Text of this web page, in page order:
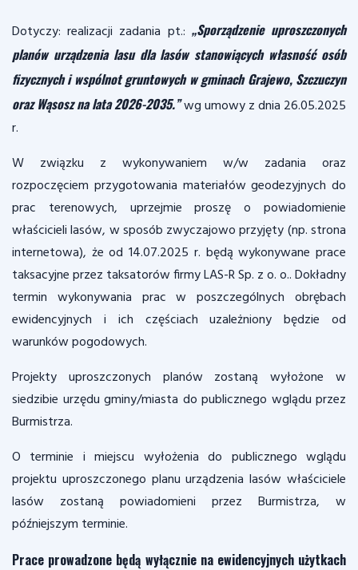
Dotyczy: realizacji zadania pt.: „Sporządzenie uproszczonych
planów urządzenia lasu dla lasów stanowiących własność osób
fizycznych i wspólnot gruntowych w gminach Grajewo, Szczuczyn
oraz Wąsosz na lata 2026-2035.”wg umowy z dnia 26.05.2025
r.
W związku z wykonywaniem w/w zadania oraz
rozpoczęciem przygotowania materiałów geodezyjnych do
prac terenowych, uprzejmie proszę o powiadomienie
właścicieli lasów, w sposób zwyczajowo przyjęty (np. strona
internetowa), że od 14.07.2025 r. będą wykonywane prace
taksacyjne przez taksatorów firmy LAS-R Sp. z o. o.. Dokładny
termin wykonywania prac w poszczególnych obrębach
ewidencyjnych i ich częściach uzależniony będzie od
warunków pogodowych.
Projekty uproszczonych planów zostaną wyłożone w
siedzibie urzędu gminy/miasta do publicznego wglądu przez
Burmistrza.
O terminie i miejscu wyłożenia do publicznego wglądu
projektu uproszczonego planu urządzenia lasów właściciele
lasów zostaną powiadomieni przez Burmistrza, w
późniejszym terminie.
Prace prowadzone będą wyłącznie na ewidencyjnych użytkach